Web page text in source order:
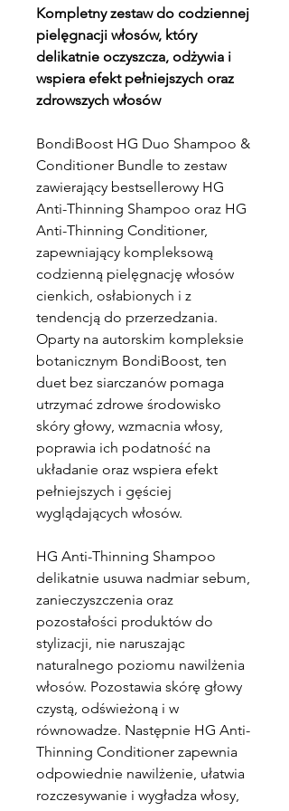
Kompletny zestaw do codziennej
pielęgnacji włosów, który
delikatnie oczyszcza, odżywia i
wspiera efekt pełniejszych oraz
zdrowszych włosów
BondiBoost HG Duo Shampoo &
Conditioner Bundle to zestaw
zawierający bestsellerowy HG
Anti-Thinning Shampoo oraz HG
Anti-Thinning Conditioner,
zapewniający kompleksową
codzienną pielęgnację włosów
cienkich, osłabionych i z
tendencją do przerzedzania.
Oparty na autorskim kompleksie
botanicznym BondiBoost, ten
duet bez siarczanów pomaga
utrzymać zdrowe środowisko
skóry głowy, wzmacnia włosy,
poprawia ich podatność na
układanie oraz wspiera efekt
pełniejszych i gęściej
wyglądających włosów.
HG Anti-Thinning Shampoo
delikatnie usuwa nadmiar sebum,
zanieczyszczenia oraz
pozostałości produktów do
stylizacji, nie naruszając
naturalnego poziomu nawilżenia
włosów. Pozostawia skórę głowy
czystą, odświeżoną i w
równowadze. Następnie HG Anti-
Thinning Conditioner zapewnia
odpowiednie nawilżenie, ułatwia
rozczesywanie i wygładza włosy,